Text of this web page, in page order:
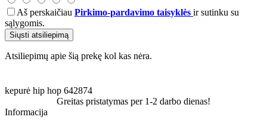
Aš perskaičiau Pirkimo-pardavimo taisyklės ir sutinku su
sąlygomis.
Siųsti atsiliepimą
Atsiliepimų apie šią prekę kol kas nėra.
kepurė hip hop 642874
Greitas pristatymas per 1-2 darbo dienas!
Informacija